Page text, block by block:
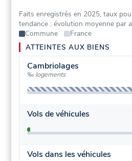
Faits enregistrés en 2025, taux
tendance : évolution moyenne par
Commune
France
ATTEINTES AUX BIENS
Cambriolages
‰ logements
Vols de véhicules
Vols dans les véhicules